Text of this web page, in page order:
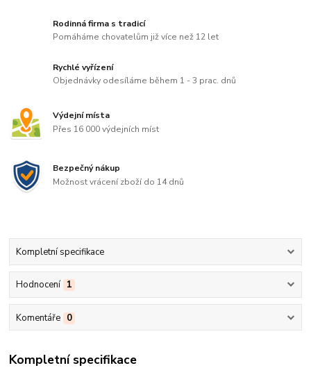
Rodinná firma s tradicí
Pomáháme chovatelům již více než 12 let
Rychlé vyřízení
Objednávky odesíláme během 1 - 3 prac. dnů
Výdejní místa
Přes 16 000 výdejních míst
Bezpečný nákup
Možnost vrácení zboží do 14 dnů
Kompletní specifikace
Hodnocení 1
Komentáře 0
Kompletní specifikace